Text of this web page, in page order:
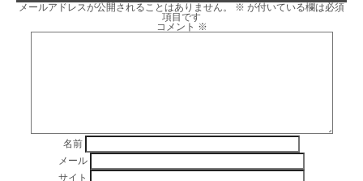
メールアドレスが公開されることはありません。 ※ が付いている欄は必須
項目です
コメント ※
名前
メール
サイト